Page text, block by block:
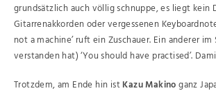
grundsätzlich auch völlig schnuppe, es liegt kein
Gitarrenakkorden oder vergessenen
not a machine’ ruft ein Zuschauer. Ein anderer
verstanden hat) ‘You should have practised’.
Trotzdem, am Ende hin istKazu Makinoganz